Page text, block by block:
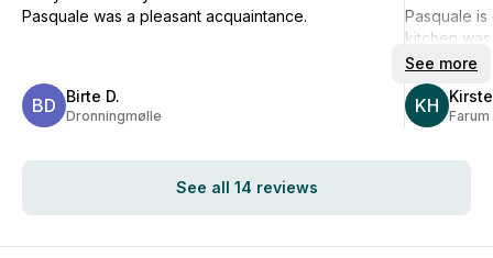
BD Birte D.
Dronningmølle
Pasquale was a pleasant acquaintance.
KH Farum
Pasquale
kitchen
See more
See all 14 reviews